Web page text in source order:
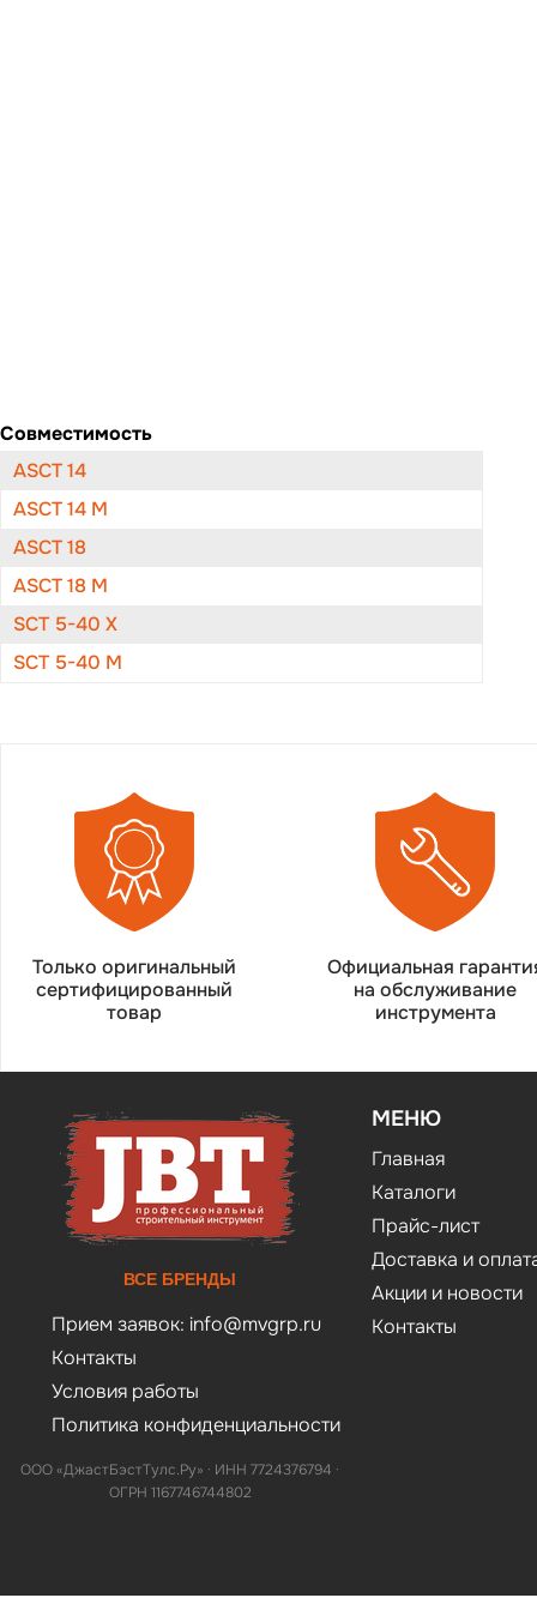
Совместимость
ASCT 14
ASCT 14 M
ASCT 18
ASCT 18 M
SCT 5-40 X
SCT 5-40 M
Только оригинальный
сертифицированный
товар
Официальная
на обслуживание
инструмента
ВСЕ БРЕНДЫ
Прием заявок: info@mvgrp.ru
Контакты
Условия работы
Политика конфиденциальности
ООО «ДжастБэстТулс.Ру» · ИНН 7724376794 ·
ОГРН 1167746744802
МЕНЮ
Главная
Каталоги
Прайс-лист
Доставка и
Акции и новости
Контакты